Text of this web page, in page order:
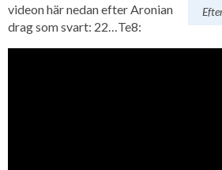
videon här nedan efter Aronian
drag som svart: 22…Te8: